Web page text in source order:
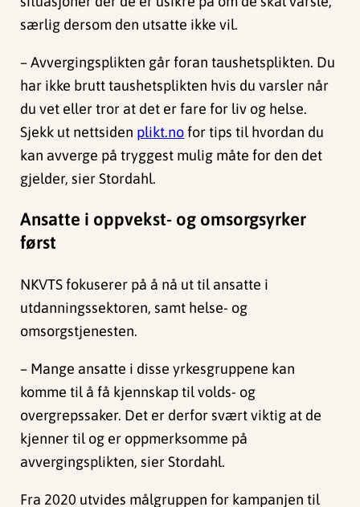
særlig dersom den utsatte ikke vil.
– Avvergingsplikten går foran taushetsplikten. Du
har ikke brutt taushetsplikten hvis du varsler når
du vet eller tror at det er fare for liv og helse.
Sjekk ut nettsiden plikt.nofor tips til hvordan du
kan avverge på tryggest mulig måte for den det
gjelder, sier Stordahl.
Ansatte i oppvekst- og omsorgsyrker
først
NKVTS fokuserer på å nå ut til ansatte i
utdanningssektoren, samt helse- og
omsorgstjenesten.
– Mange ansatte i disse yrkesgruppene kan
komme til å få kjennskap til volds- og
overgrepssaker. Det er derfor svært viktig at de
kjenner til og er oppmerksomme på
avvergingsplikten, sier Stordahl.
Fra 2020 utvides målgruppen for kampanjen til